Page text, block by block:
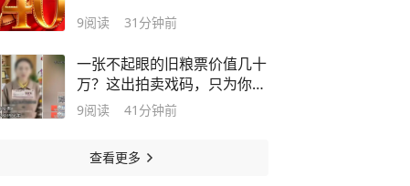
9阅读 31分钟前
一张不起眼的旧粮票价值几十
万？这出拍卖戏码，只为你的
养老钱
9阅读 41分钟前
查看更多